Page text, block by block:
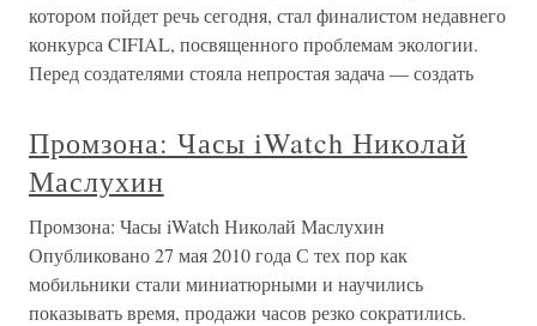
котором пойдет речь сегодня, стал финалистом недавнего
конкурса CIFIAL, посвященного проблемам экологии.
Перед создателями стояла непростая задача — создать
Промзона: Часы iWatch Николай
Маслухин
Промзона: Часы iWatch Николай Маслухин
Опубликовано 27 мая 2010 года С тех пор как
мобильники стали миниатюрными и научились
показывать время, продажи часов резко сократились.